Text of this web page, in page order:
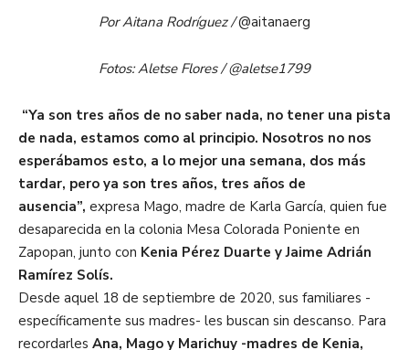
Por Aitana Rodríguez /@aitanaerg
Fotos: Aletse Flores / @aletse1799
“Ya son tres años de no saber nada, no tener una pista
de nada, estamos como al principio. Nosotros no nos
esperábamos esto, a lo mejor una semana, dos más
tardar, pero ya son tres años, tres años de
ausencia”, expresa Mago, madre de Karla García, quien fue
desaparecida en la colonia Mesa Colorada Poniente en
Zapopan, junto con Kenia Pérez Duarte y Jaime Adrián
Ramírez Solís.
Desde aquel 18 de septiembre de 2020, sus familiares -
específicamente sus madres- les buscan sin descanso. Para
recordarles Ana, Mago y Marichuy -madres de Kenia,